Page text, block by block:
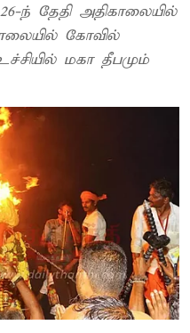
26-ந் தேதி அதிகாலையில்
கோவில்
மகா தீபமும்